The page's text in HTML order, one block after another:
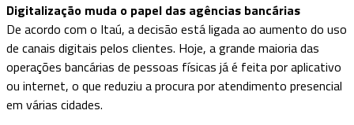
Digitalização muda o papel das agências bancárias
De acordo com o Itaú, a decisão está ligada ao aumento do uso
de canais digitais pelos clientes. Hoje, a grande maioria das
operações bancárias de pessoas físicas já é feita por aplicativo
ou internet, o que reduziu a procura por atendimento presencial
em várias cidades.